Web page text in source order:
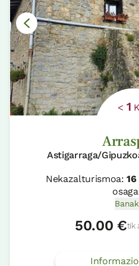
< 1
Astigarraga/
Nekazalturismoa:16
50.00 €tik